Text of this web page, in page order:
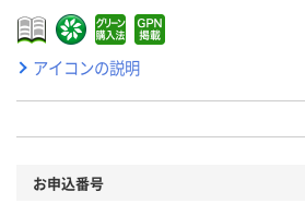
アイコンの説明
お申込番号